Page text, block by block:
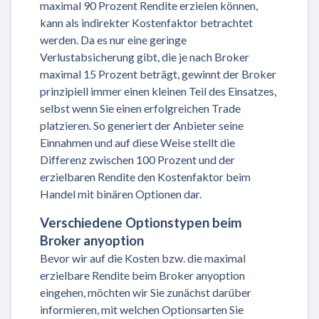
maximal 90 Prozent Rendite erzielen können,
kann als indirekter Kostenfaktor betrachtet
werden. Da es nur eine geringe
Verlustabsicherung gibt, die je nach Broker
maximal 15 Prozent beträgt, gewinnt der Broker
prinzipiell immer einen kleinen Teil des Einsatzes,
selbst wenn Sie einen erfolgreichen Trade
platzieren. So generiert der Anbieter seine
Einnahmen und auf diese Weise stellt die
Differenz zwischen 100 Prozent und der
erzielbaren Rendite den Kostenfaktor beim
Handel mit binären Optionen dar.
Verschiedene Optionstypen beim
Broker anyoption
Bevor wir auf die Kosten bzw. die maximal
erzielbare Rendite beim Broker anyoption
eingehen, möchten wir Sie zunächst darüber
informieren, mit welchen Optionsarten Sie